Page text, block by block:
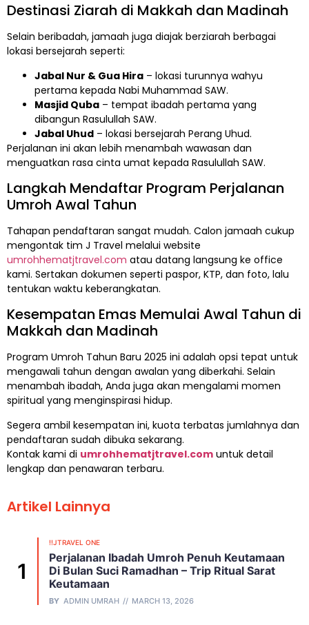
Destinasi Ziarah di Makkah dan Madinah
Selain beribadah, jamaah juga diajak berziarah berbagai
lokasi bersejarah seperti:
Jabal Nur & Gua Hira – lokasi turunnya wahyu
pertama kepada Nabi Muhammad SAW.
Masjid Quba – tempat ibadah pertama yang
dibangun Rasulullah SAW.
Jabal Uhud – lokasi bersejarah Perang Uhud.
Perjalanan ini akan lebih menambah wawasan dan
menguatkan rasa cinta umat kepada Rasulullah SAW.
Langkah Mendaftar Program Perjalanan
Umroh Awal Tahun
Tahapan pendaftaran sangat mudah. Calon jamaah cukup
mengontak tim J Travel melalui website
umrohhematjtravel.com atau datang langsung ke office
kami. Sertakan dokumen seperti paspor, KTP, dan foto, lalu
tentukan waktu keberangkatan.
Kesempatan Emas Memulai Awal Tahun di
Makkah dan Madinah
Program Umroh Tahun Baru 2025 ini adalah opsi tepat untuk
mengawali tahun dengan awalan yang diberkahi. Selain
menambah ibadah, Anda juga akan mengalami momen
spiritual yang menginspirasi hidup.
Segera ambil kesempatan ini, kuota terbatas jumlahnya dan
pendaftaran sudah dibuka sekarang.
Kontak kami di umrohhematjtravel.com untuk detail
lengkap dan penawaran terbaru.
Artikel Lainnya
!!JTRAVEL ONE
Perjalanan Ibadah Umroh Penuh Keutamaan
Di Bulan Suci Ramadhan – Trip Ritual Sarat
Keutamaan
BY ADMIN UMRAH MARCH 13, 2026